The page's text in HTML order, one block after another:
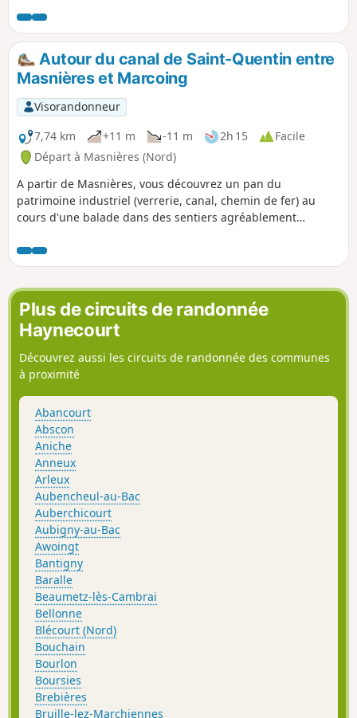
autre vision : Hamel et ses marais, un petit Canada
Autour du canal de Saint-Quentin entre
Masnières et Marcoing
Visorandonneur
7,74 km
+11 m -11 m 2h 15
Facile
Départ à Masnières (Nord)
A partir de Masnières, vous découvrez un pan du
patrimoine industriel (verrerie, canal, chemin de fer) au
cours d'une balade dans des sentiers agréablement
Plus de circuits de randonnée
Haynecourt
Découvrez aussi les circuits de randonnée des communes
à proximité
Abancourt
Abscon
Aniche
Anneux
Arleux
Aubencheul-au-Bac
Auberchicourt
Aubigny-au-Bac
Awoingt
Bantigny
Baralle
Beaumetz-lès-Cambrai
Bellonne
Blécourt (Nord)
Bouchain
Bourlon
Boursies
Brebières
Bruille-lez-Marchiennes